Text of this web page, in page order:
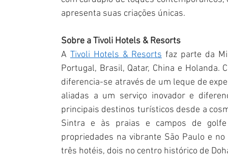
apresenta suas criações únicas.
Sobre a Tivoli Hotels & Resorts
A Tivoli Hotels & Resorts faz parte da
Portugal, Brasil, Qatar, China e Holanda.
diferencia-se através de um leque de
aliadas a um serviço inovador e
principais destinos turísticos desde a
Sintra e às praias e campos de
propriedades na vibrante São Paulo e
três hotéis, dois no centro histórico de